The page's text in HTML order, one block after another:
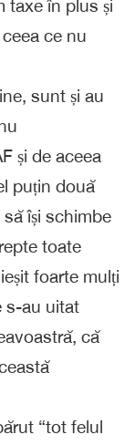
taxe în plus și
ce nu
sunt și au
și de aceea
puțin două
își schimbe
toate
foarte mulți
s-au uitat
că
“tot felul